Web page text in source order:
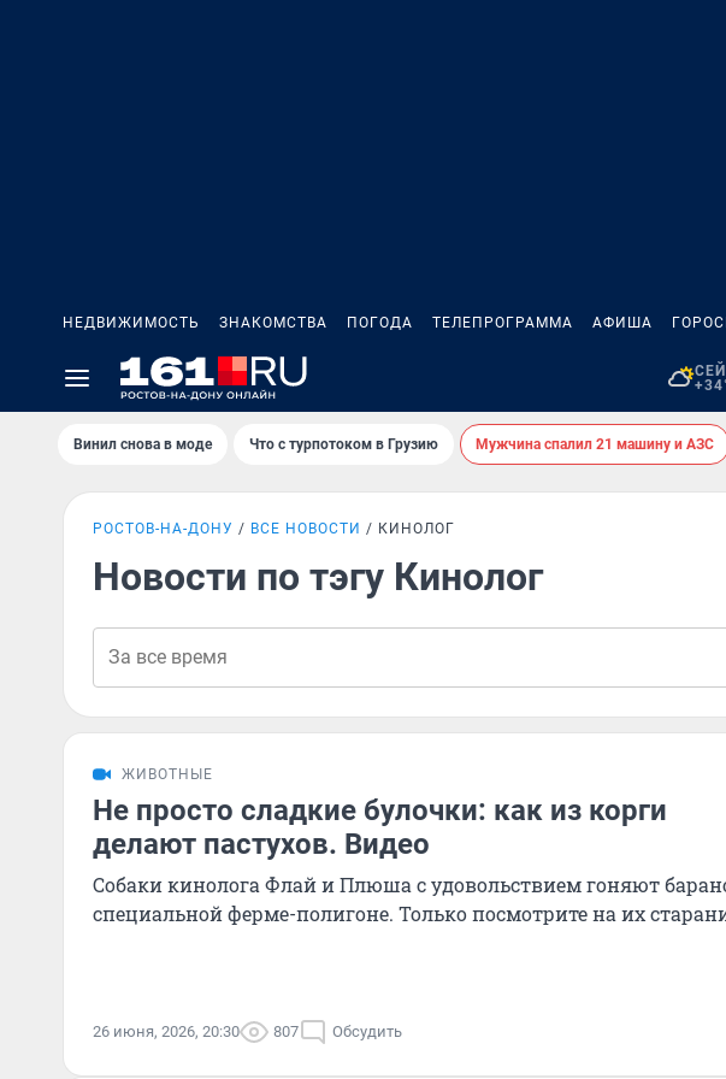
НЕДВИЖИМОСТЬ ЗНАКОМСТВА ПОГОДА ТЕЛЕПРОГРАММА АФИША
Винил снова в моде Что с турпотоком в Грузию Мужчина спалил 21 машину и АЗС
РОСТОВ-НА-ДОНУ ВСЕ НОВОСТИ КИНОЛОГ
Новости по тэгу Кинолог
ЖИВОТНЫЕ
Не просто сладкие булочки: как из корги
делают пастухов. Видео
Собаки кинолога Флай и Плюша с удовольствием гоняют
специальной ферме-полигоне. Только посмотрите на их
26 июня, 2026, 20:30 807 Обсудить